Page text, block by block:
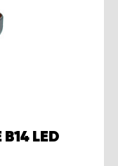
B14 LED